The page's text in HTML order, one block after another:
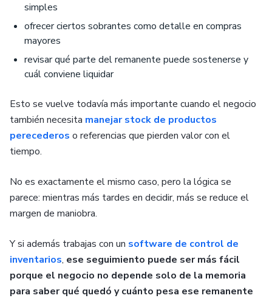
simples
ofrecer ciertos sobrantes como detalle en compras
mayores
revisar qué parte del remanente puede sostenerse y
cuál conviene liquidar
Esto se vuelve todavía más importante cuando el negocio
también necesita manejar stock de productos
perecederos o referencias que pierden valor con el
tiempo.
No es exactamente el mismo caso, pero la lógica se
parece: mientras más tardes en decidir, más se reduce el
margen de maniobra.
Y si además trabajas con un software de control de
inventarios, ese seguimiento puede ser más fácil
porque el negocio no depende solo de la memoria
para saber qué quedó y cuánto pesa ese remanente